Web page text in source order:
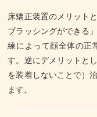
床矯正装置のメリット
ブラッシングができる
練によって顔全体の正
す。逆にデメリットと
を装着しないことで）
ます。